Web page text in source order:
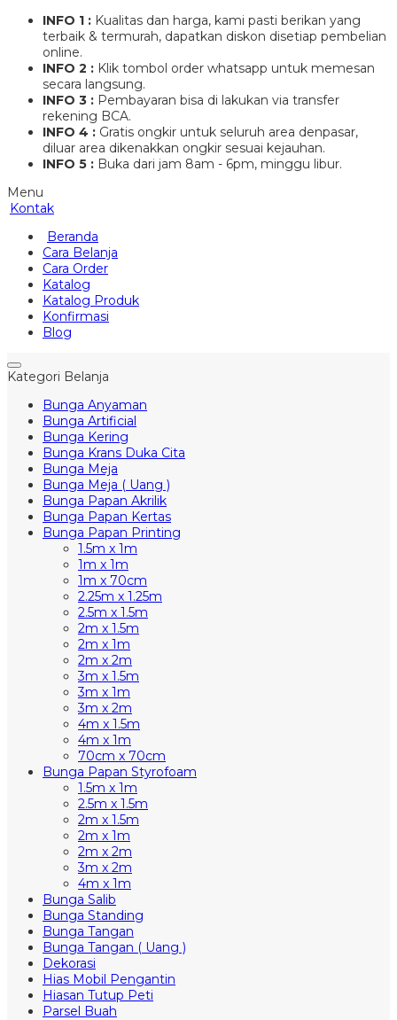
INFO 1 : Kualitas dan harga, kami pasti berikan yang
terbaik & termurah, dapatkan diskon disetiap pembelian
online.
INFO 2 : Klik tombol order whatsapp untuk memesan
secara langsung.
INFO 3 : Pembayaran bisa di lakukan via transfer
rekening BCA.
INFO 4 : Gratis ongkir untuk seluruh area denpasar,
diluar area dikenakkan ongkir sesuai kejauhan.
INFO 5 : Buka dari jam 8am - 6pm, minggu libur.
Menu
Kontak
Beranda
Cara Belanja
Cara Order
Katalog
Katalog Produk
Konfirmasi
Blog
Kategori Belanja
Bunga Anyaman
Bunga Artificial
Bunga Kering
Bunga Krans Duka Cita
Bunga Meja
Bunga Meja ( Uang )
Bunga Papan Akrilik
Bunga Papan Kertas
Bunga Papan Printing
1.5m x 1m
1m x 1m
1m x 70cm
2.25m x 1.25m
2.5m x 1.5m
2m x 1.5m
2m x 1m
2m x 2m
3m x 1.5m
3m x 1m
3m x 2m
4m x 1.5m
4m x 1m
70cm x 70cm
Bunga Papan Styrofoam
1.5m x 1m
2.5m x 1.5m
2m x 1.5m
2m x 1m
2m x 2m
3m x 2m
4m x 1m
Bunga Salib
Bunga Standing
Bunga Tangan
Bunga Tangan ( Uang )
Dekorasi
Hias Mobil Pengantin
Hiasan Tutup Peti
Parsel Buah